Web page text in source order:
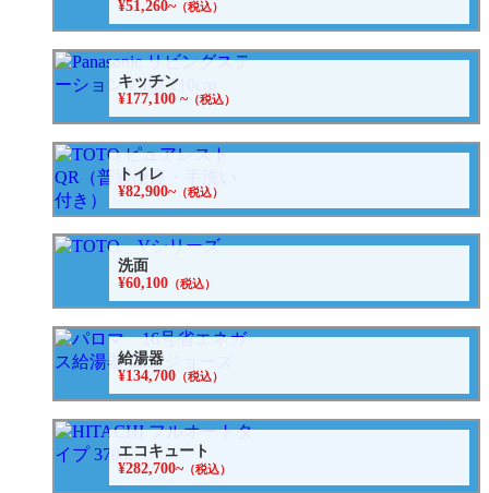
¥51,260~（税込）
キッチン
¥177,100 ~（税込）
トイレ
¥82,900~（税込）
洗面
¥60,100 （税込）
給湯器
¥134,700 （税込）
エコキュート
¥282,700~（税込）